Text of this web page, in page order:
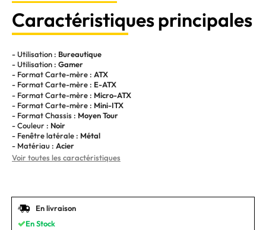
Caractéristiques principales
- Utilisation : Bureautique
- Utilisation : Gamer
- Format Carte-mère : ATX
- Format Carte-mère : E-ATX
- Format Carte-mère : Micro-ATX
- Format Carte-mère : Mini-ITX
- Format Chassis : Moyen Tour
- Couleur : Noir
- Fenêtre latérale : Métal
- Matériau : Acier
Voir toutes les caractéristiques
En livraison
En Stock